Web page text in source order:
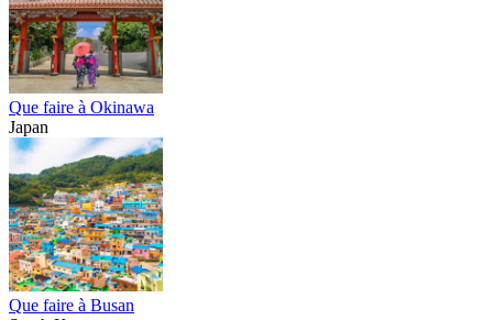
Que faire à Okinawa
Japan
Que faire à Busan